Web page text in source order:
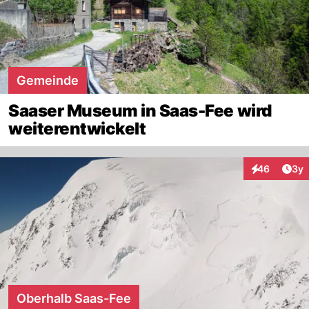
Gemeinde
Saaser Museum in Saas-Fee wird
weiterentwickelt
46
Interaktionen
3y
Oberhalb Saas-Fee